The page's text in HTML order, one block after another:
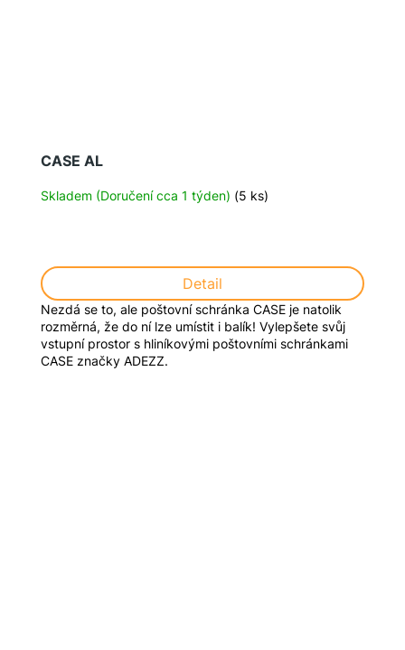
CASE AL
Skladem (Doručení cca 1 týden) (5 ks)
Detail
Nezdá se to, ale poštovní schránka CASE je natolik
rozměrná, že do ní lze umístit i balík! Vylepšete svůj
vstupní prostor s hliníkovými poštovními schránkami
CASE značky ADEZZ.